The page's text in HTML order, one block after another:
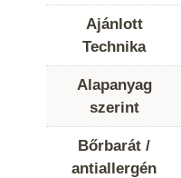
Ajánlott
Technika
Alapanyag
szerint
Bőrbarát /
antiallergén